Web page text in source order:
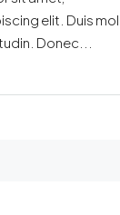
elit. Duis
Donec...